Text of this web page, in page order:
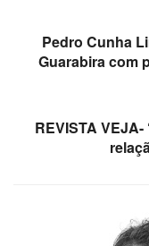
Pedro Cunha
Guarabira com
REVISTA